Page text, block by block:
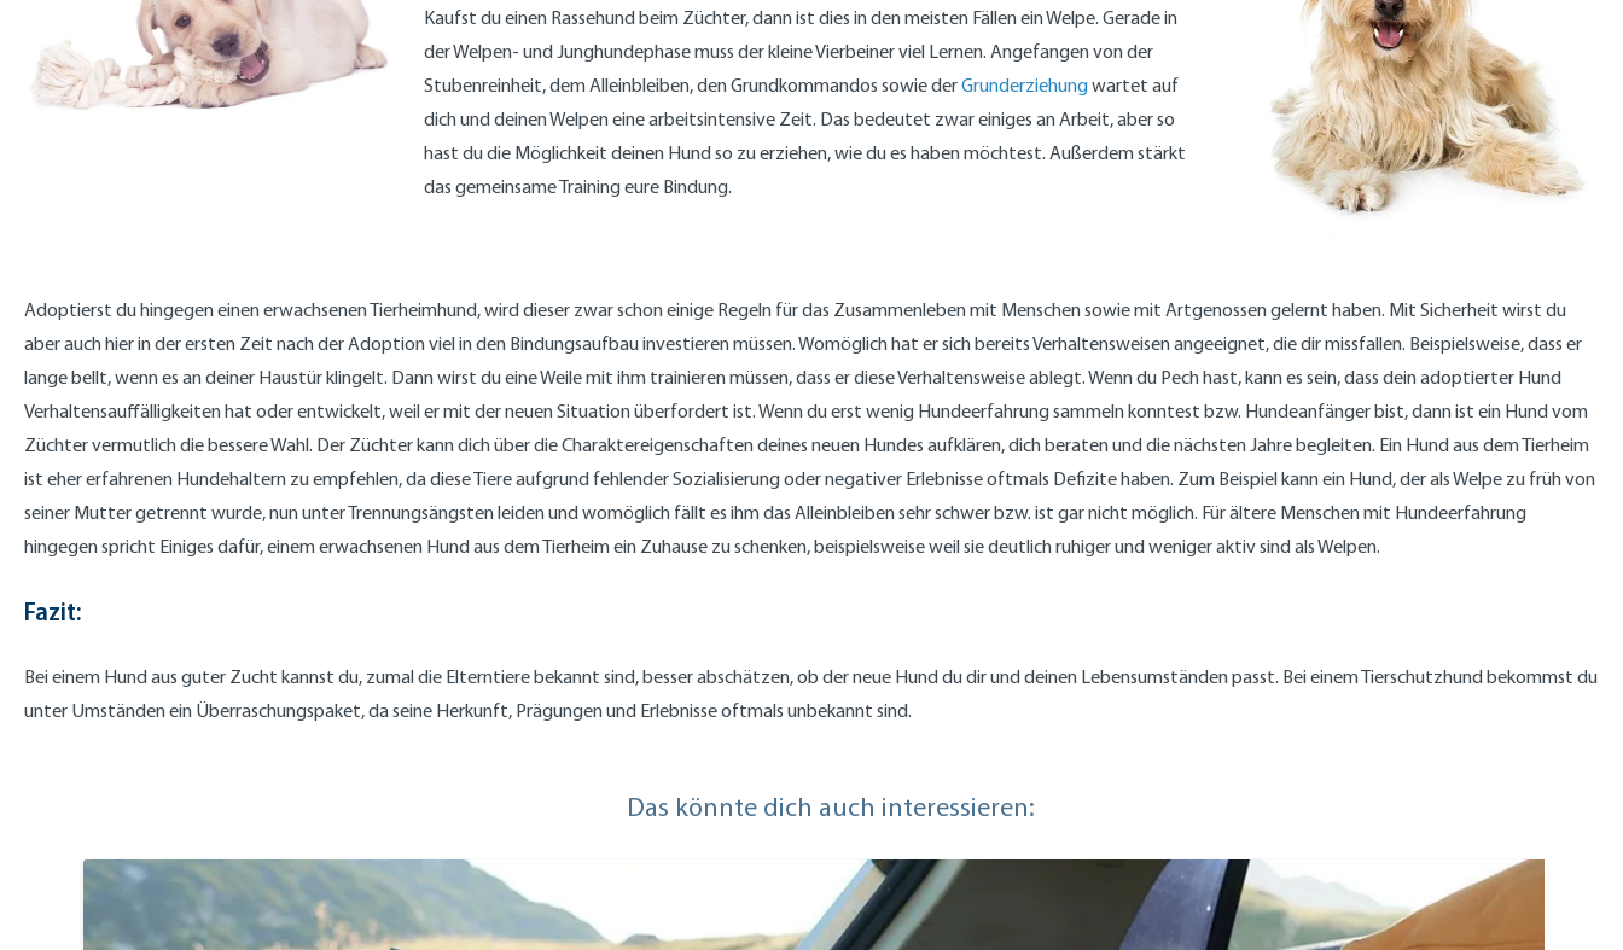
Kaufst du einen Rassehund beim Züchter, dann ist dies in den meisten Fällen ein Welpe. Gerade in
der Welpen- und Junghundephase muss der kleine Vierbeiner viel Lernen. Angefangen von der
Stubenreinheit, dem Alleinbleiben, den Grundkommandos sowie derGrunderziehungwartet auf
dich und deinen Welpen eine arbeitsintensive Zeit. Das bedeutet zwar einiges an Arbeit, aber so
hast du die Möglichkeit deinen Hund so zu erziehen, wie du es haben möchtest. Außerdem stärkt
das gemeinsame Training eure Bindung.
Adoptierst du hingegen einen erwachsenen Tierheimhund, wird dieser zwar schon einige Regeln für das Zusammenleben mit Menschen sowie mit Artgenossen gelernt haben. Mit Sicherheit wirst du
aber auch hier in der ersten Zeit nach der Adoption viel in den Bindungsaufbau investieren müssen. Womöglich hat er sich bereits Verhaltensweisen angeeignet, die dir missfallen. Beispielsweise, dass er
lange bellt, wenn es an deiner Haustür klingelt. Dann wirst du eine Weile mit ihm trainieren müssen, dass er diese Verhaltensweise ablegt. Wenn du Pech hast, kann es sein, dass dein adoptierter Hund
Verhaltensauffälligkeiten hat oder entwickelt, weil er mit der neuen Situation überfordert ist. Wenn du erst wenig Hundeerfahrung sammeln konntest bzw. Hundeanfänger bist, dann ist ein Hund vom
Züchter vermutlich die bessere Wahl. Der Züchter kann dich über die Charaktereigenschaften deines neuen Hundes aufklären, dich beraten und die nächsten Jahre begleiten. Ein Hund aus dem Tierheim
ist eher erfahrenen Hundehaltern zu empfehlen, da diese Tiere aufgrund fehlender Sozialisierung oder negativer Erlebnisse oftmals Defizite haben. Zum Beispiel kann ein Hund, der als Welpe zu früh von
seiner Mutter getrennt wurde, nun unter Trennungsängsten leiden und womöglich fällt es ihm das Alleinbleiben sehr schwer bzw. ist gar nicht möglich. Für ältere Menschen mit Hundeerfahrung
hingegen spricht Einiges dafür, einem erwachsenen Hund aus dem Tierheim ein Zuhause zu schenken, beispielsweise weil sie deutlich ruhiger und weniger aktiv sind als Welpen.
Fazit:
Bei einem Hund aus guter Zucht kannst du, zumal die Elterntiere bekannt sind, besser abschätzen, ob der neue Hund du dir und deinen Lebensumständen passt. Bei einem Tierschutzhund bekommst du
unter Umständen ein Überraschungspaket, da seine Herkunft, Prägungen und Erlebnisse oftmals unbekannt sind.
Das könnte dich auch interessieren: